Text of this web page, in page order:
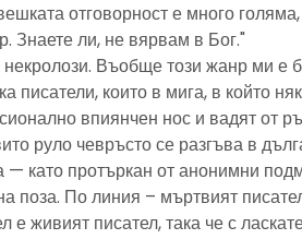
отговорност е много
Знаете ли, не вярвам в Бог."
Въобще този жанр ми е
писатели, които в мига, в който
впиянчен нос и вадят от
руло чевръсто се разгъва в
като протъркан от анонимни
поза. По линия – мъртвият
е живият писател, така че с